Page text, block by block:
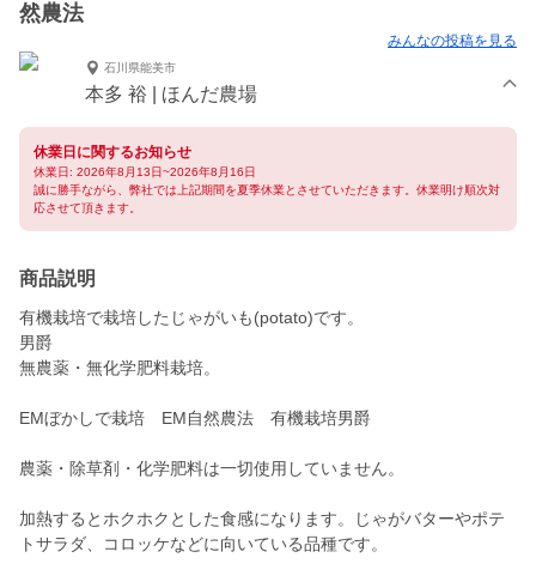
然農法
みんなの投稿を見る
石川県能美市
本多 裕 | ほんだ農場
休業日に関するお知らせ
休業日: 2026年8月13日~2026年8月16日
誠に勝手ながら、弊社では上記期間を夏季休業とさせていただきます。休業明け順次対
応させて頂きます。
商品説明
有機栽培で栽培したじゃがいも(potato)です。
男爵
無農薬・無化学肥料栽培。
EMぼかしで栽培 EM自然農法 有機栽培男爵
農薬・除草剤・化学肥料は一切使用していません。
加熱するとホクホクとした食感になります。じゃがバターやポテ